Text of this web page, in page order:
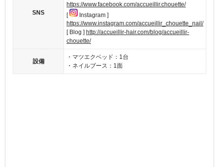
SNS
https://www.facebook.com/accueillir.chouette/
[
Instagram ]
https://www.instagram.com/accueillir_chouette_nail/
[ Blog ] http://accueillir-hair.com/blog/accueillir-
chouette/
設備
・マツエクベッド：1台
・ネイルブース：1面